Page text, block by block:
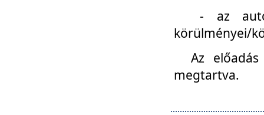
- az
körülményei/
Az
megtartva.